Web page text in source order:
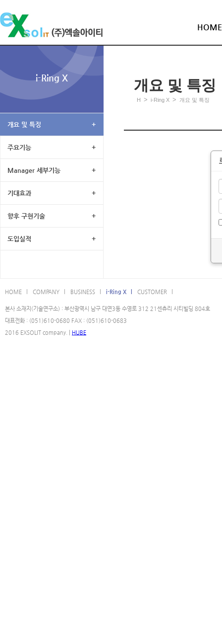
HOME
i-Ring X
개요 및 특징 +
주요기능 +
Manager 세부기능 +
기대효과 +
향후 구현기술 +
도입실적 +
개요 및 특징
H > i-Ring X > 개요 및 특징
HOME l COMPANY l BUSINESS l i-Ring X l CUSTOMER l
본사 소재지(기술연구소) : 부산광역시 남구 대연3동 수영로 312 21센츄리 시티빌딩 804호
대표전화 : (051)610-0680 FAX : (051)610-0683
2016 EXSOLIT company. | HUBE